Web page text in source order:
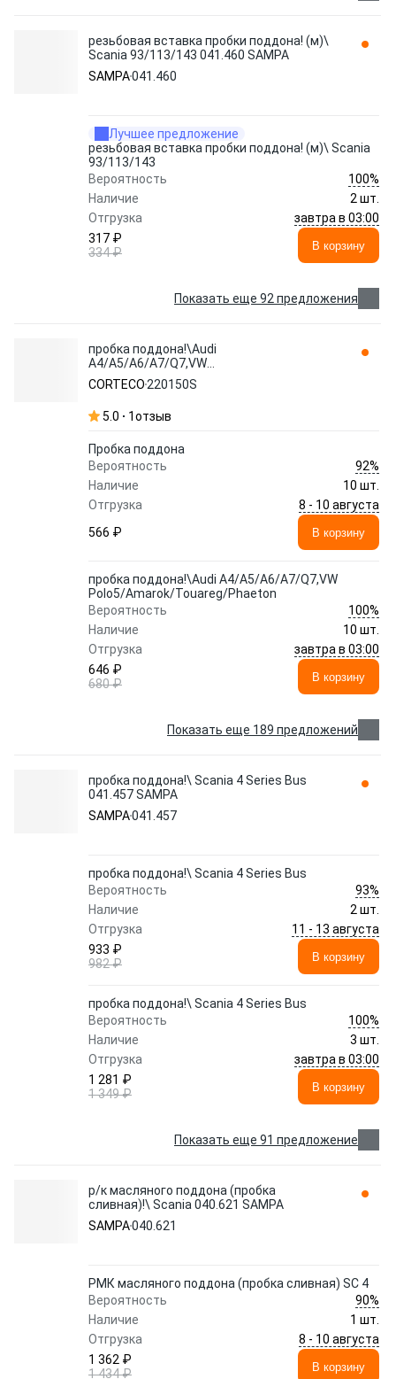
резьбовая вставка пробки поддона! (м)\
Scania 93/113/143 041.460 SAMPA
SAMPA041.460
Лучшее предложение
резьбовая вставка пробки поддона! (м)\ Scania
93/113/143
Вероятность
100%
Наличие
2 шт.
Отгрузка
завтра в 03:00
317 ₽
334 ₽
В корзину
Показать еще 92 предложения
пробка поддона!\Audi
A4/A5/A6/A7/Q7,VW
Polo5/Amarok/Touareg/Phaeton 220150S
CORTECO
CORTECO 220150S
5.0 1отзыв
Пробка поддона
Вероятность
92%
Наличие
10 шт.
Отгрузка
8 - 10 августа
566 ₽
В корзину
пробка поддона!\Audi A4/A5/A6/A7/Q7,VW
Polo5/Amarok/Touareg/Phaeton
Вероятность
100%
Наличие
10 шт.
Отгрузка
завтра в 03:00
646 ₽
680 ₽
В корзину
Показать еще 189 предложений
пробка поддона!\ Scania 4 Series Bus
041.457 SAMPA
SAMPA041.457
пробка поддона!\ Scania 4 Series Bus
Вероятность
93%
Наличие
2 шт.
Отгрузка
11 - 13 августа
933 ₽
982 ₽
В корзину
пробка поддона!\ Scania 4 Series Bus
Вероятность
100%
Наличие
3 шт.
Отгрузка
завтра в 03:00
1 281 ₽
1 349 ₽
В корзину
Показать еще 91 предложение
р/к масляного поддона (пробка
сливная)!\ Scania 040.621 SAMPA
SAMPA040.621
РМК масляного поддона (пробка сливная) SC 4
Вероятность
90%
Наличие
1 шт.
Отгрузка
8 - 10 августа
1 362 ₽
1 434 ₽
В корзину